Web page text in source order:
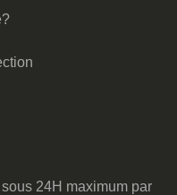
24H maximum par